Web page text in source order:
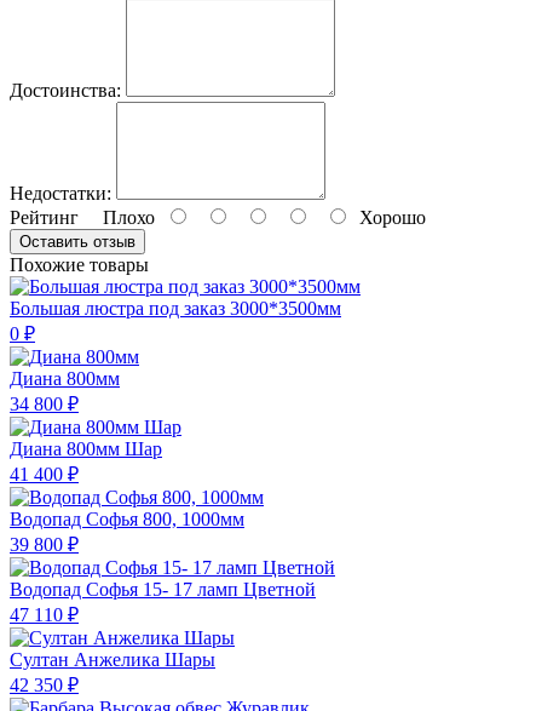
Достоинства:
Недостатки:
Рейтинг Плохо Хорошо
Оставить отзыв
Похожие товары
Большая люстра под заказ 3000*3500мм
0 ₽
Диана 800мм
34 800 ₽
Диана 800мм Шар
41 400 ₽
Водопад Софья 800, 1000мм
39 800 ₽
Водопад Софья 15- 17 ламп Цветной
47 110 ₽
Султан Анжелика Шары
42 350 ₽